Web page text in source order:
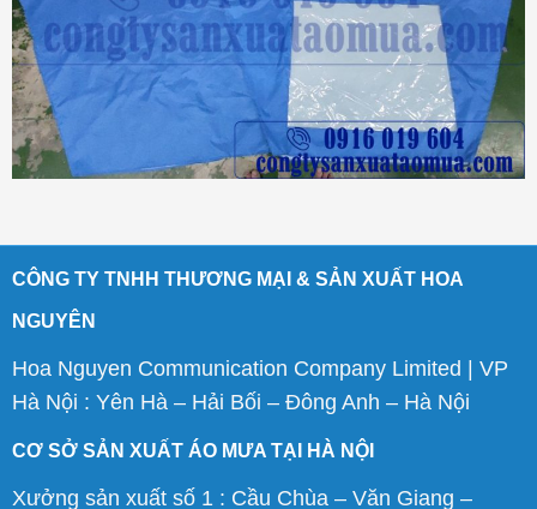
CÔNG TY TNHH THƯƠNG MẠI & SẢN XUẤT HOA
NGUYÊN
Hoa Nguyen Communication Company Limited | VP
Hà Nội : Yên Hà – Hải Bối – Đông Anh – Hà Nội
CƠ SỞ SẢN XUẤT ÁO MƯA TẠI HÀ NỘI
Xưởng sản xuất số 1 : Cầu Chùa – Văn Giang –